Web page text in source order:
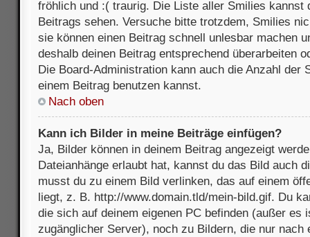
fröhlich und :( traurig. Die Liste aller Smilies kannst
Beitrags sehen. Versuche bitte trotzdem, Smilies
sie können einen Beitrag schnell unlesbar machen
deshalb deinen Beitrag entsprechend überarbeiten
Die Board-Administration kann auch die Anzahl der
einem Beitrag benutzen kannst.
Nach oben
Kann ich Bilder in meine Beiträge einfügen?
Ja, Bilder können in deinem Beitrag angezeigt
Dateianhänge erlaubt hat, kannst du das Bild auch
musst du zu einem Bild verlinken, das auf einem
liegt, z. B. http://www.domain.tld/mein-bild.gif. Du
die sich auf deinem eigenen PC befinden (außer es
zugänglicher Server), noch zu Bildern, die nur nach